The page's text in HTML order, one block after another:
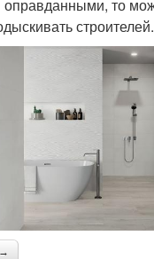
то
строителей.